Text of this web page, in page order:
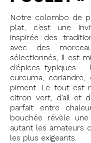
Notre colombo de
plat, c’est une
inspirée des
avec des
sélectionnés, il est
d’épices typiques
curcuma,
piment. Le tout est
citron vert, d’ail et
parfait entre
bouchée révèle
autant les amateurs
les plus exigeants.